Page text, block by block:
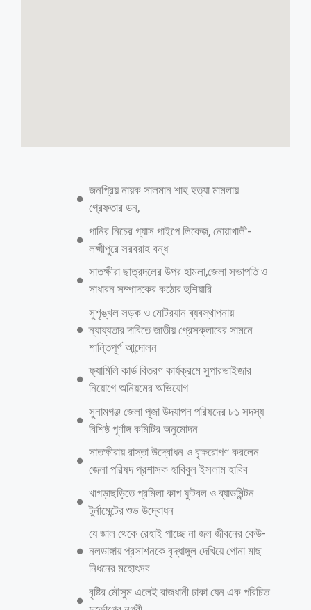
চট্টগ্রামের শিশু ধর্ষণের আসামি মুনিরের
ডেস্ক রিপোর্টঃ চট্টগ্রাম নগরীর বাকলিয়ায় চার বছরের এক শিশুকে ধর্ষণের আলোচিত
মামলায় একমাত্র আসামি মনির হোসেনকে যাবজ্জীবন সশ্রম কারাদণ্ড দিয়েছেন
(চট্টগ্রাম মেট্রোপলিটন শিশু সহিংসতা প্রতিরোধ ট্রাইব্যুনাল) বিচারক সৈয়দা হাফসা
ঝুমা এ রায় ঘোষণা করেন।​ট্রাইব্যুনালের পাবলিক প্রসিকিউটর (পিপি) মাহমুদ-উল
আলম চৌধুরী মারুফ রায়ের বিষয়টি নিশ্চিত করেছেন। আদালত সূত্রে জানা গেছে,
দ্রুততম সময়ের মধ্যে এ মামলার বিচারিক প্রক্রিয়া শেষ হয়েছে। গত ২১ মে ধর্ষণের
ঘটনার পর মাত্র ১৪ দিনের মাথায় ৪ জুন আদালতে অভিযোগপত্র (চার্জশিট) জমা
দেয় পুলিশ। এরপর ৯ জুন আসামি মনিরের বিরুদ্ধে অভিযোগ গঠন করে বিচার
শুরুর আদেশ দেন ট্রাইব্যুনাল। পরদিন ১০ জুন থেকে শুরু হয় সাক্ষ্যগ্রহণ। মাত্র তিন
কার্যদিবসে আদালতে মোট ১৮ জন সাক্ষী সাক্ষ্য দেন। গত সোমবার